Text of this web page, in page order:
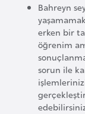
Bahreyn
erken bir
öğrenim
sorun ile